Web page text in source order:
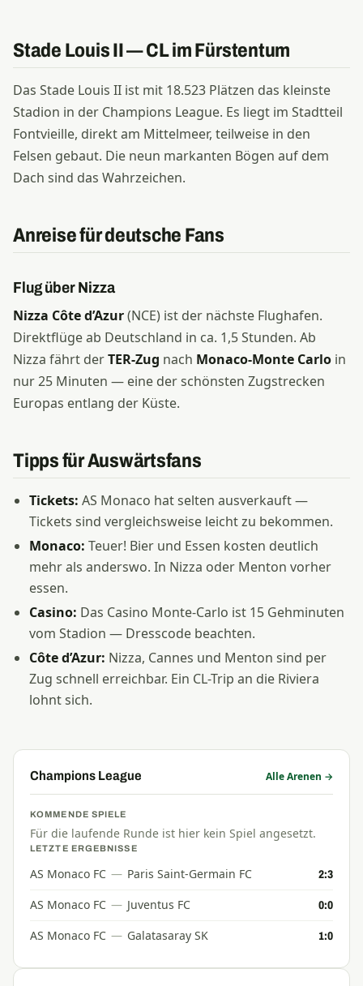
Stade Louis II — CL im Fürstentum
Das Stade Louis II ist mit 18.523 Plätzen das kleinste
Stadion in der Champions League. Es liegt im Stadtteil
Fontvieille, direkt am Mittelmeer, teilweise in den
Felsen gebaut. Die neun markanten Bögen auf dem
Dach sind das Wahrzeichen.
Anreise für deutsche Fans
Flug über Nizza
Nizza Côte d’Azur(NCE) ist der nächste Flughafen.
Direktflüge ab Deutschland in ca. 1,5 Stunden. Ab
Nizza fährt derTER-Zug nach Monaco-Monte Carlo in
nur 25 Minuten — eine der schönsten Zugstrecken
Europas entlang der Küste.
Tipps für Auswärtsfans
Tickets: AS Monaco hat selten ausverkauft —
Tickets sind vergleichsweise leicht zu bekommen.
Monaco: Teuer! Bier und Essen kosten deutlich
mehr als anderswo. In Nizza oder Menton vorher
essen.
Casino: Das Casino Monte-Carlo ist 15 Gehminuten
vom Stadion — Dresscode beachten.
Côte d’Azur: Nizza, Cannes und Menton sind per
Zug schnell erreichbar. Ein CL-Trip an die Riviera
lohnt sich.
Champions League Alle Arenen →
KOMMENDE SPIELE
Für die laufende Runde ist hier kein Spiel angesetzt.
LETZTE ERGEBNISSE
AS Monaco FC — Paris Saint-Germain FC 2:3
AS Monaco FC — Juventus FC 0:0
AS Monaco FC — Galatasaray SK 1:0